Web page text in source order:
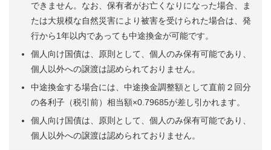
できません。なお、保有者がお亡くなりになった場合、ま
たは大規模な自然災害により被害を受けられた場合は、発
行から1年以内であっても中途換金が可能です。
個人向け国債は、原則として、個人のみ保有可能であり、
個人以外への譲渡は認められておりません。
中途換金する場合には、中途換金調整額として直前２回分
の各利子（税引前）相当額×0.79685が差し引かれます。
個人向け国債は、原則として、個人のみ保有可能であり、
個人以外への譲渡は認められておりません。